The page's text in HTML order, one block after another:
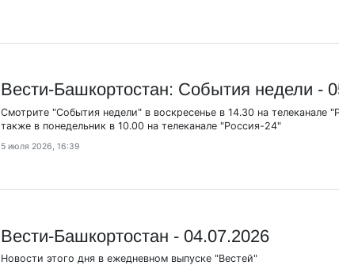
Вести-Башкортостан: События недели -
Смотрите "События недели" в воскресенье в 14.30 на телеканале
также в понедельник в 10.00 на телеканале "Россия-24"
5 июля 2026, 16:39
Вести-Башкортостан - 04.07.2026
Новости этого дня в ежедневном выпуске "Вестей"